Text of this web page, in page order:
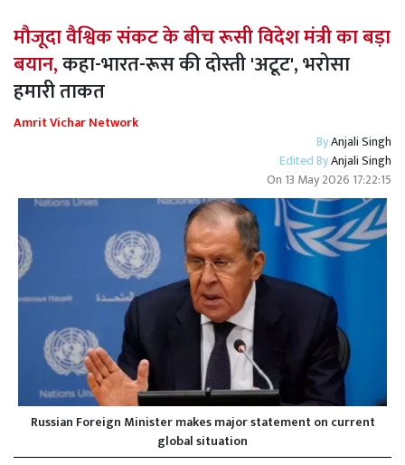
मौजूदा वैश्विक संकट के बीच रूसी विदेश मंत्री का बड़ा
बयान,कहा-भारत-रूस की दोस्ती 'अटूट', भरोसा
हमारी ताकत
Amrit Vichar Network
ByAnjali Singh
Edited ByAnjali Singh
On 13 May 2026 17:22:15
Russian Foreign Minister makes major statement on current
global situation